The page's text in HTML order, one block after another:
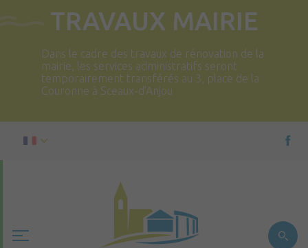
TRAVAUX MAIRIE
Dans le cadre des travaux de rénovation de la
mairie, les services administratifs seront
temporairement transférés au 3, place de la
Couronne à Sceaux-d’Anjou